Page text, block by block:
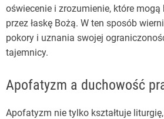
oświecenie i zrozumienie, które
przez łaskę Bożą. W ten sposób
pokory i uznania swojej
tajemnicy.
Apofatyzm a duchowość
Apofatyzm nie tylko kształtuje